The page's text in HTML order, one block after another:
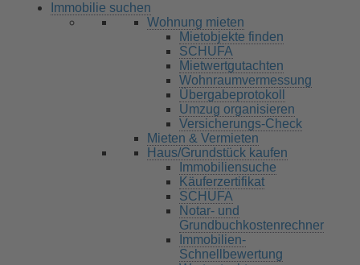
Immobilie suchen
Wohnung mieten
Mietobjekte finden
SCHUFA
Mietwertgutachten
Wohnraumvermessung
Übergabeprotokoll
Umzug organisieren
Versicherungs-Check
Mieten & Vermieten
Haus/Grundstück kaufen
Immobiliensuche
Käuferzertifikat
SCHUFA
Notar- und
Grundbuchkostenrechner
Immobilien-
Schnellbewertung